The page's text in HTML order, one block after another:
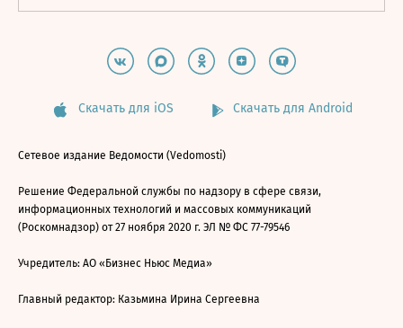
Скачать для iOS Скачать для Android
Сетевое издание Ведомости (Vedomosti)
Решение Федеральной службы по надзору в сфере связи,
информационных технологий и массовых коммуникаций
(Роскомнадзор) от 27 ноября 2020 г. ЭЛ № ФС 77-79546
Учредитель: АО «Бизнес Ньюс Медиа»
Главный редактор: Казьмина Ирина Сергеевна